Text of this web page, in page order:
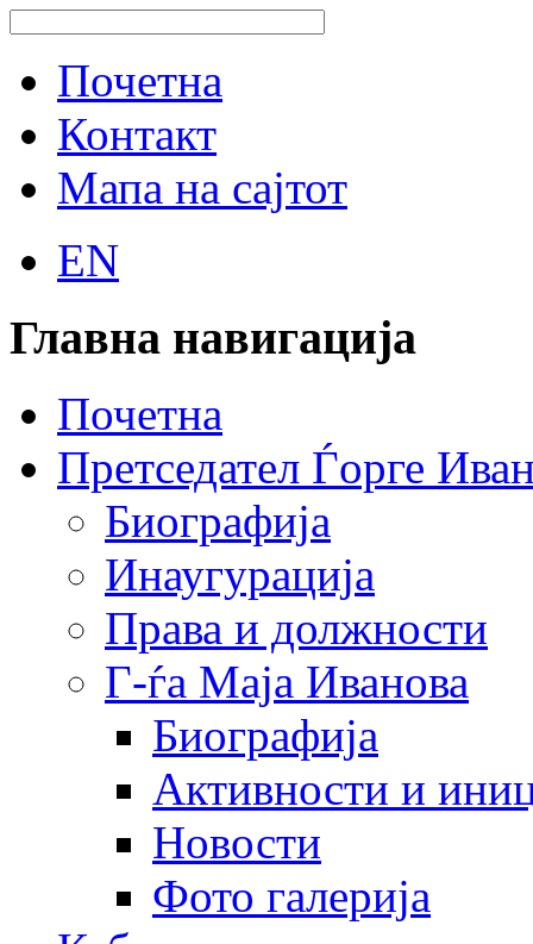
Почетна
Контакт
Мапа на сајтот
EN
Главна навигација
Почетна
Претседател Ѓорге
Биографија
Инаугурација
Права и должности
Г-ѓа Маја Иванова
Биографија
Активности и
Новости
Фото галерија